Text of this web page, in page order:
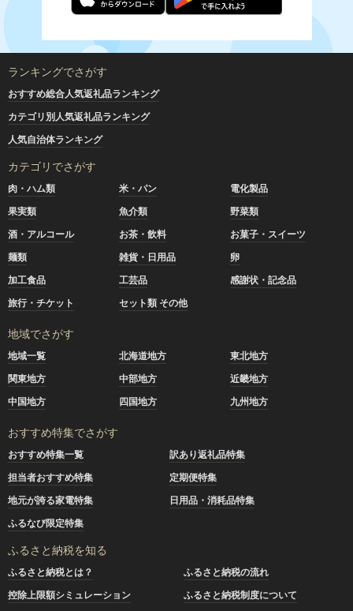
ランキングでさがす
おすすめ総合人気返礼品ランキング
カテゴリ別人気返礼品ランキング
人気自治体ランキング
カテゴリでさがす
肉・ハム類 米・パン
電化製品
果実類
魚介類
野菜類
酒・アルコール
お茶・飲料
お菓子・スイーツ
麺類
雑貨・日用品
卵
加工食品
工芸品
感謝状・記念品
旅行・チケット
セット類 その他
地域でさがす
地域一覧 北海道地方
東北地方
関東地方
中部地方
近畿地方
中国地方
四国地方 九州地方
おすすめ特集でさがす
おすすめ特集一覧
訳あり返礼品特集
担当者おすすめ特集
定期便特集
地元が誇る家電特集
日用品・消耗品特集
ふるなび限定特集
ふるさと納税を知る
ふるさと納税とは？
ふるさと納税の流れ
控除上限額シミュレーション
ふるさと納税制度について